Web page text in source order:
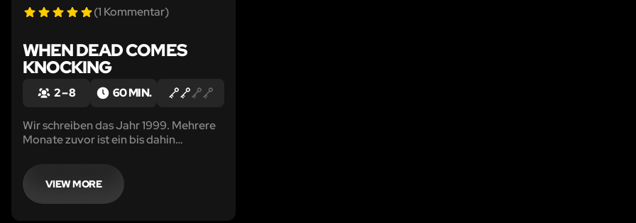
(1 Kommentar)
WHEN DEAD COMES
KNOCKING
2 – 8 60 MIN.
Wir schreiben das Jahr 1999. Mehrere
Monate zuvor ist ein bis dahin
VIEW MORE